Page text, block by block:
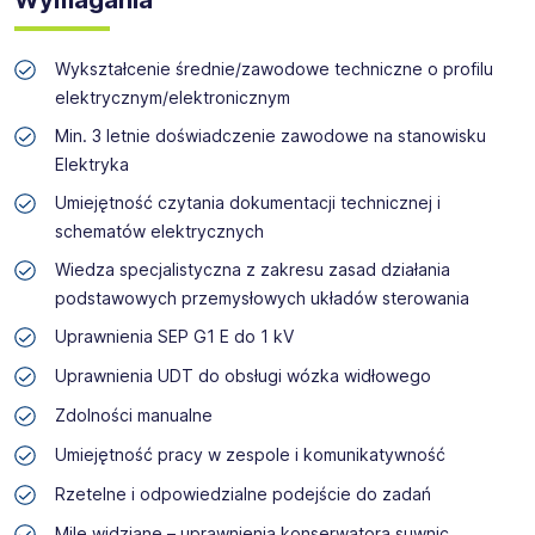
Wykształcenie średnie/zawodowe techniczne o profilu
elektrycznym/elektronicznym
Min. 3 letnie doświadczenie zawodowe na stanowisku
Elektryka
Umiejętność czytania dokumentacji technicznej i
schematów elektrycznych
Wiedza specjalistyczna z zakresu zasad działania
podstawowych przemysłowych układów sterowania
Uprawnienia SEP G1 E do 1 kV
Uprawnienia UDT do obsługi wózka widłowego
Zdolności manualne
Umiejętność pracy w zespole i komunikatywność
Rzetelne i odpowiedzialne podejście do zadań